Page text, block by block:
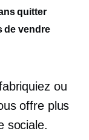
quitter
de vendre
ou
offre plus
sociale.